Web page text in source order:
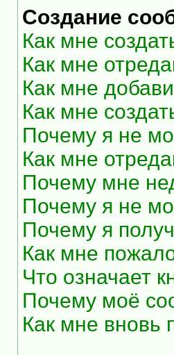
Создание
Как мне
Как мне
Как мне
Как мне
Почему я не
Как мне
Почему мне
Почему я не
Почему я
Как мне
Что означает
Почему моё
Как мне вновь